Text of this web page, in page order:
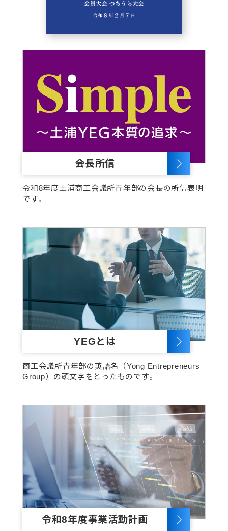
会長所信
令和8年度土浦商工会議所青年部の会長の所信表明
です。
YEGとは
商工会議所青年部の英語名（Yong Entrepreneurs
Group）の頭文字をとったものです。
令和8年度事業活動計画